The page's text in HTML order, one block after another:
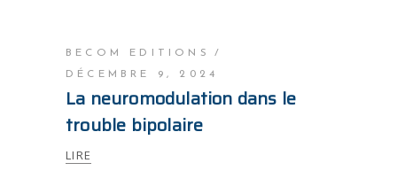
BECOM EDITIONS
DÉCEMBRE 9, 2024
La neuromodulation dans le
trouble bipolaire
LIRE